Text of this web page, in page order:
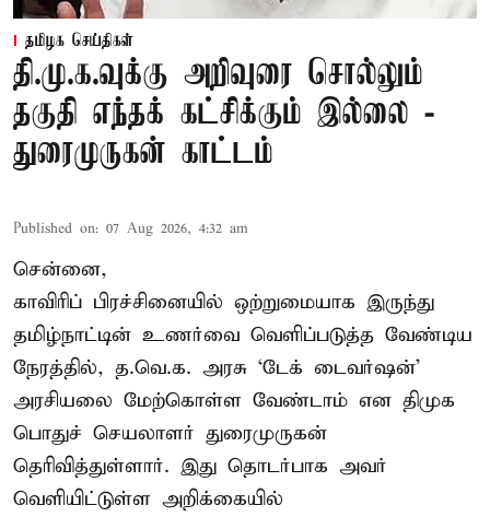
தமிழக செய்திகள்
தி.மு.க.வுக்கு அறிவுரை சொல்லும்
தகுதி எந்தக் கட்சிக்கும் இல்லை -
துரைமுருகன் காட்டம்
Published on: 07 Aug 2026, 4:32 am
சென்னை,
காவிரிப் பிரச்சினையில் ஒற்றுமையாக இருந்து
தமிழ்நாட்டின் உணர்வை வெளிப்படுத்த வேண்டிய
நேரத்தில், த.வெ.க. அரசு ‘டேக் டைவர்ஷன்’
அரசியலை மேற்கொள்ள வேண்டாம் என திமுக
பொதுச் செயலாளர் துரைமுருகன்
தெரிவித்துள்ளார். இது தொடர்பாக அவர்
வெளியிட்டுள்ள அறிக்கையில்